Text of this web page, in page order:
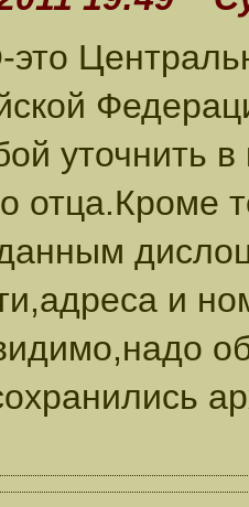
уточнить
отца.Кроме
и